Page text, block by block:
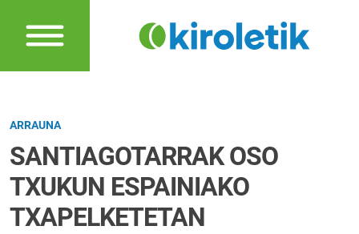
ARRAUNA
SANTIAGOTARRAK OSO
TXUKUN ESPAINIAKO
TXAPELKETETAN